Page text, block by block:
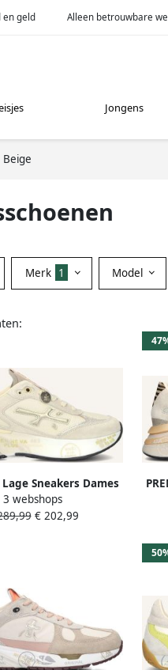
en geld Alleen betrouwbare
Jongens
Beige
Merk 1 Model
Lage Sneakers Dames
Maat: 41 Materiaal:
Kleur: Beige
3 webshops
€ 202,99